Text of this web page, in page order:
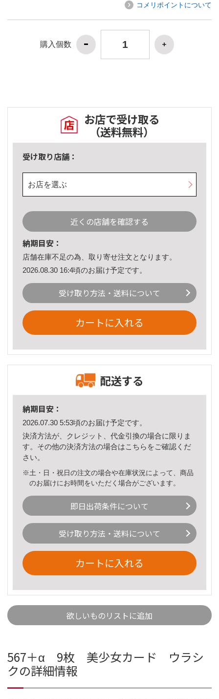
コメリポイントについて
購入個数
お店で受け取る
（送料無料）
受け取り店舗：
お店を選ぶ
近くの店舗を確認する
納期目安：
店舗在庫不足の為、取り寄せ注文となります。
2026.08.30 16:4頃のお届け予定です。
受け取り方法・送料について
カートに入れる
配送する
納期目安：
2026.07.30 5:53頃のお届け予定です。
決済方法が、クレジット、代金引換の場合に限りま
す。その他の決済方法の場合はこちら をご確認くだ
さい。
※土・日・祝日の注文の場合や在庫状況によって、商品
のお届けにお時間をいただく場合がございます。
即日出荷条件について
受け取り方法・送料について
カートに入れる
欲しいものリストに追加
567＋α 9枚 美少女カード ウラシ
クの詳細情報